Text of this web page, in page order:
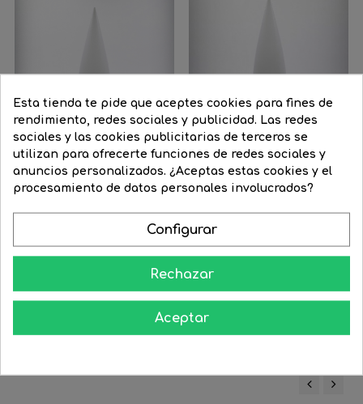
regular
3.974,02 €

Precio
regular
1.320,04 €
Esta tienda te pide que aceptes cookies para fines de
rendimiento, redes sociales y publicidad. Las redes
sociales y las cookies publicitarias de terceros se
utilizan para ofrecerte funciones de redes sociales y
anuncios personalizados. ¿Aceptas estas cookies y el
procesamiento de datos personales involucrados?
Configurar
Rechazar
Aceptar